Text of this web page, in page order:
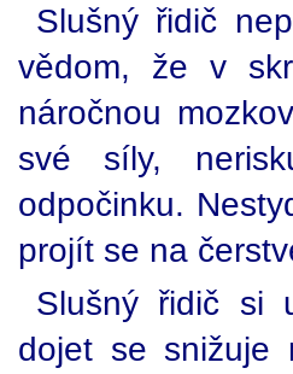
Slušný řidič
vědom, že v
náročnou
své síly,
odpočinku.
projít se na
Slušný řidič si
dojet se snižuje